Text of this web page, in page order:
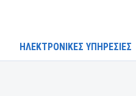
ΗΛΕΚΤΡΟΝΙΚΕΣ ΥΠΗΡΕΣΙΕΣ